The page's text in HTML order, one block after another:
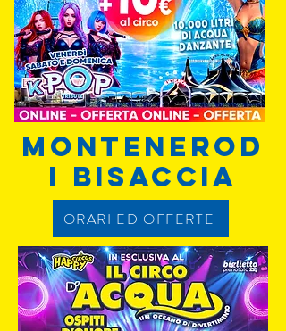
MONTENEROD
I BISACCIA
ORARI ED OFFERTE